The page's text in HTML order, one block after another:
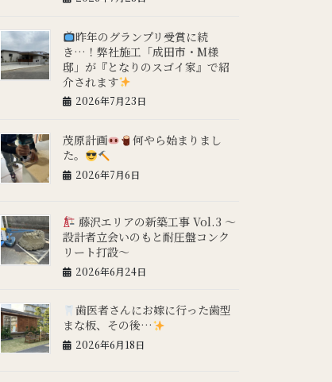
昨年のグランプリ受賞に続
き…！弊社施工「成田市・M様
邸」が『となりのスゴイ家』で紹
介されます
2026年7月23日
茂原計画
何やら始まりまし
た。
2026年7月6日
藤沢エリアの新築工事 Vol.3 ～
設計者立会いのもと耐圧盤コンク
リート打設～
2026年6月24日
歯医者さんにお嫁に行った歯型
まな板、その後…
2026年6月18日